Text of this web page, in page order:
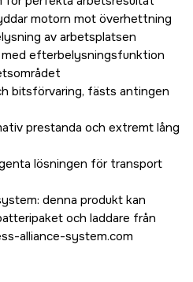
motorn mot överhettning
av arbetsplatsen
efterbelysningsfunktion
bitsförvaring, fästs antingen
prestanda och extremt lång
lösningen för transport
denna produkt kan
och laddare från
alliance-system.com